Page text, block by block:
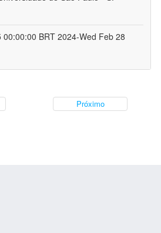
00:00:00 BRT 2024-Wed Feb 28
Próximo